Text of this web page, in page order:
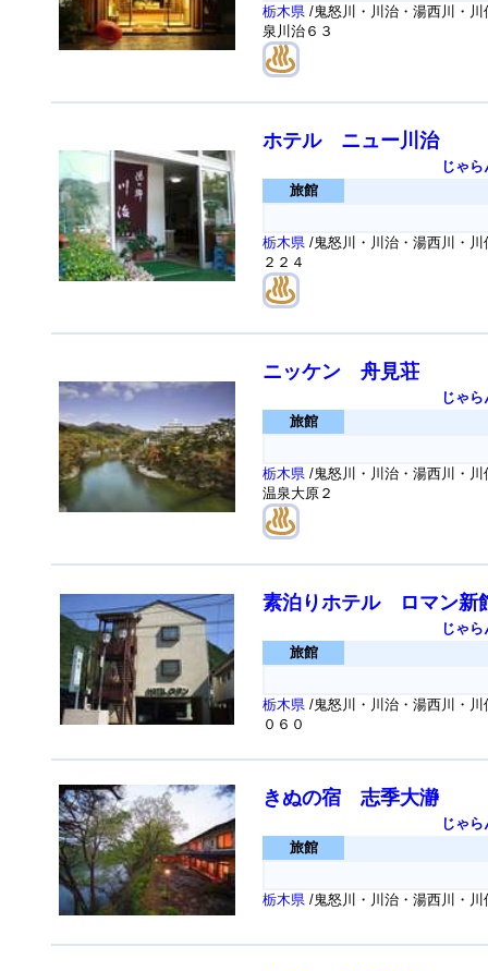
栃木県 /鬼怒川・川治・湯西川・
泉川治６３
ホテル ニュー川治
じゃら
旅館
栃木県 /鬼怒川・川治・湯西川・
２２４
ニッケン 舟見荘
じゃら
旅館
栃木県 /鬼怒川・川治・湯西川・
温泉大原２
素泊りホテル ロマン新
じゃら
旅館
栃木県 /鬼怒川・川治・湯西川・
０６０
きぬの宿 志季大瀞
じゃら
旅館
栃木県 /鬼怒川・川治・湯西川・